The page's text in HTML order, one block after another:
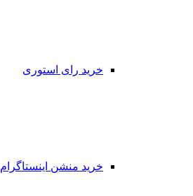
خرید رای استوری
خرید منشن اینستاگرام